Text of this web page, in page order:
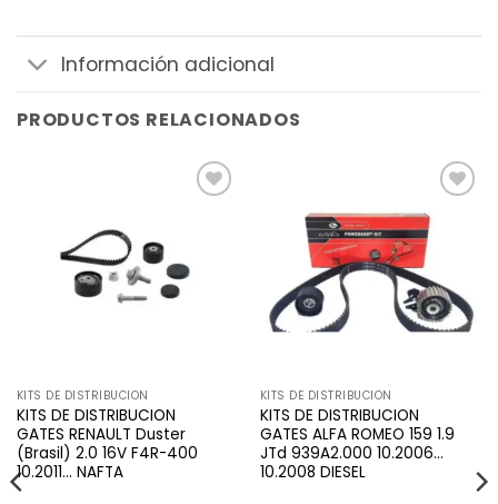
Información adicional
PRODUCTOS RELACIONADOS
deseos
KITS DE DISTRIBUCION
KITS DE DISTRIBUCION
GATES RENAULT Duster
(Brasil) 2.0 16V F4R-400
10.2011… NAFTA
Añadir
lista de
deseos
KITS DE DISTRIBUCION
KITS DE DISTRIBUCION
GATES ALFA ROMEO 159 1.9
JTd 939A2.000 10.2006…
10.2008 DIESEL